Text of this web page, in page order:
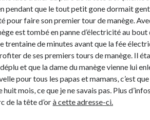
pendant que le tout petit gone dormait
pour faire son premier tour de manège.
est tombé en panne d’électricité au bout
trentaine de minutes avant que la fée
de ses premiers tours de manège. Il
et que la dame du manège vienne lui
pour tous les papas et mamans, c’est
huit mois, ce que je ne savais pas. Plus
de la tête d’orà cette adresse-ci.